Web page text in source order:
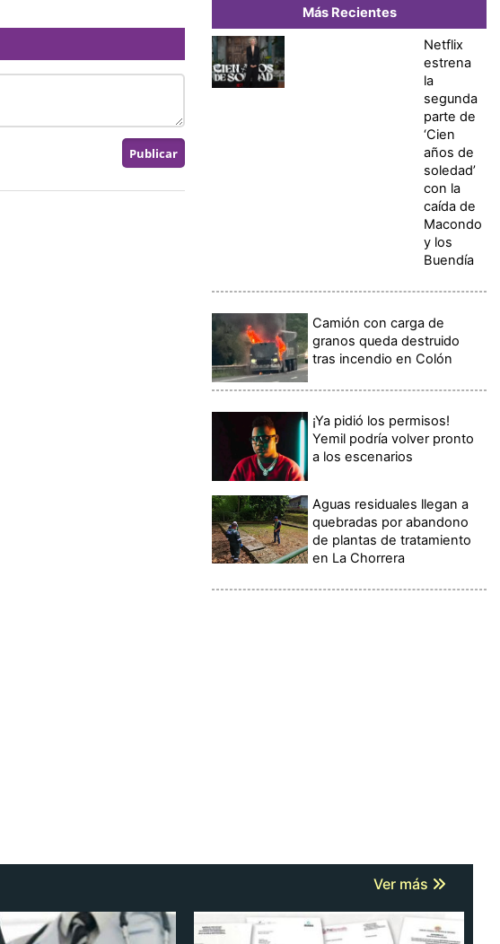
Más Recientes
Netflix
estrena
la
segunda
parte de
‘Cien
años de
soledad’
con la
caída de
Macondo
y los
Buendía
Camión con carga de
granos queda destruido
tras incendio en Colón
¡Ya pidió los permisos!
Yemil podría volver pronto
a los escenarios
Aguas residuales llegan a
quebradas por abandono
de plantas de tratamiento
en La Chorrera
Ver más